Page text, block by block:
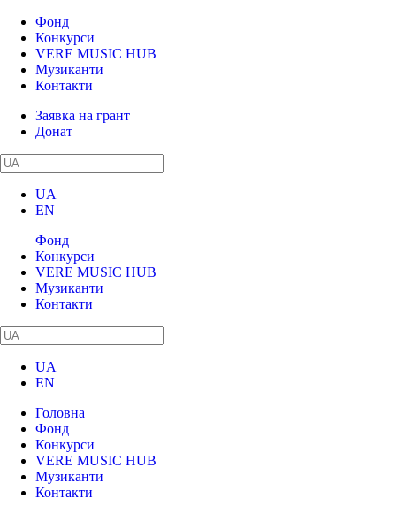
Фонд
Конкурси
VERE MUSIC HUB
Музиканти
Контакти
Заявка на грант
Донат
UA
EN
Фонд
Конкурси
VERE MUSIC HUB
Музиканти
Контакти
UA
EN
Головна
Фонд
Конкурси
VERE MUSIC HUB
Музиканти
Контакти